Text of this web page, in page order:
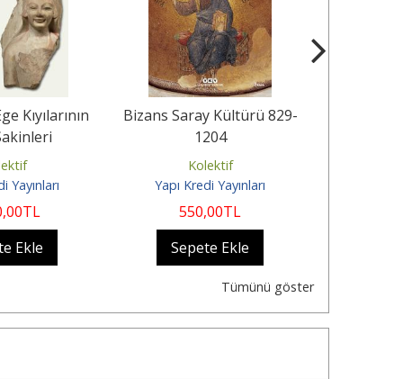
Kıyılarının
Yayınları
,00TL
Ekle
Bizans Saray Kültürü 829-
1204
Kolektif
Yapı Kredi Yayınları
550,00TL
Sepete Ekle
Tümünü göster